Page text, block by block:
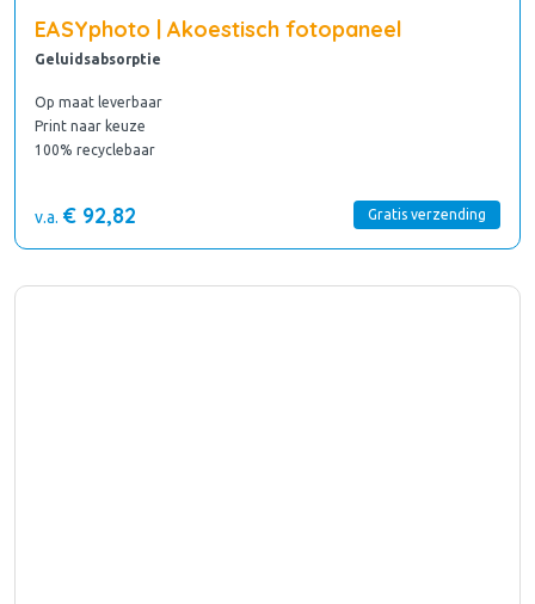
EASYphoto | Akoestisch fotopaneel
Geluidsabsorptie
Op maat leverbaar
Print naar keuze
100% recyclebaar
Gratis verzending
v.a. € 92,82